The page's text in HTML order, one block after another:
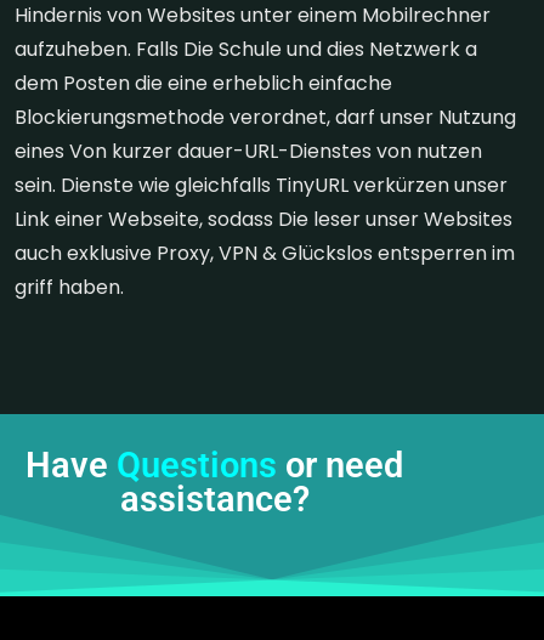
Hindernis von Websites unter einem Mobilrechner
aufzuheben. Falls Die Schule und dies Netzwerk a
dem Posten die eine erheblich einfache
Blockierungsmethode verordnet, darf unser Nutzung
eines Von kurzer dauer-URL-Dienstes von nutzen
sein. Dienste wie gleichfalls TinyURL verkürzen unser
Link einer Webseite, sodass Die leser unser Websites
auch exklusive Proxy, VPN & Glückslos entsperren im
griff haben.
Have Questions or need
assistance?